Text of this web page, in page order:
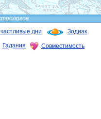
дни Зодиак
Гадания Совместимость